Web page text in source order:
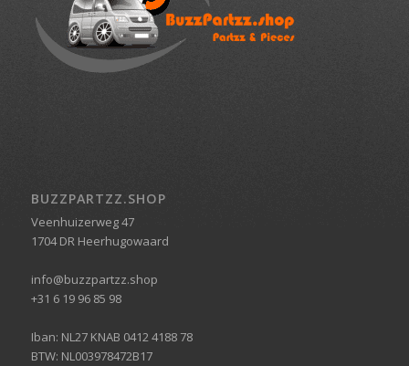
BUZZPARTZZ.SHOP
Veenhuizerweg 47
1704 DR Heerhugowaard
info@buzzpartzz.shop
+31 6 19 96 85 98
Iban: NL27 KNAB 0412 4188 78
BTW: NL003978472B17